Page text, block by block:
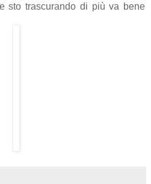
sto trascurando di più va bene